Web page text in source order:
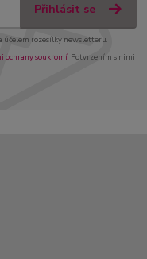
Přihlásit se
účelem rozesílky newsletteru.
ochrany soukromí. Potvrzením s nimi